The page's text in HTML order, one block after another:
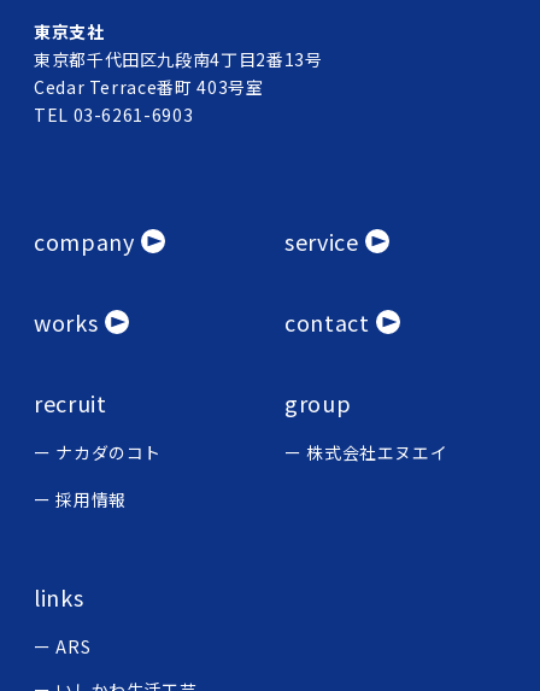
東京支社
東京都千代田区九段南4丁目2番13号
Cedar Terrace番町 403号室
TEL 03-6261-6903
company service
works contact
recruit
ナカダのコト
採用情報
group
株式会社エヌエイ
links
ARS